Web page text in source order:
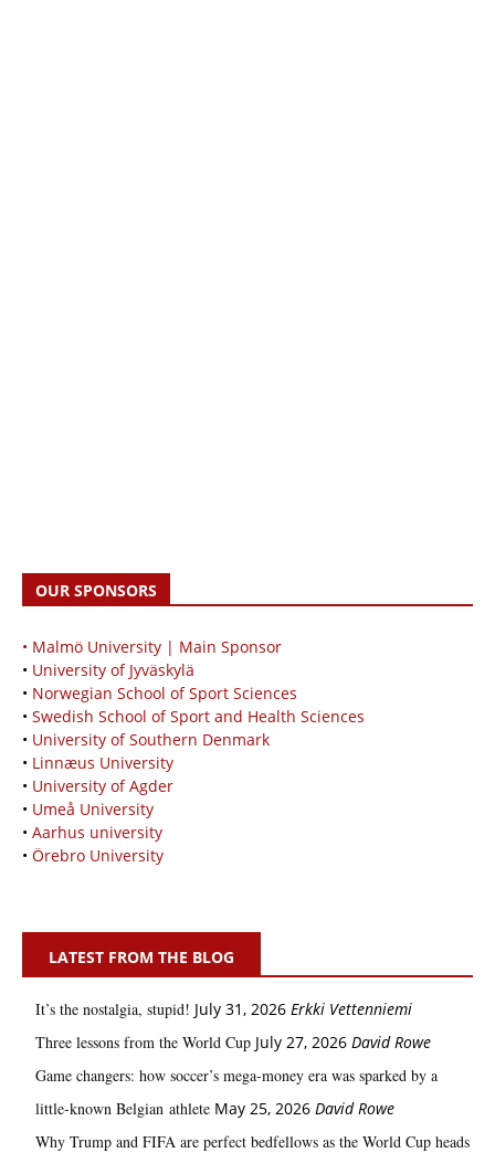
OUR SPONSORS
• Malmö University | Main Sponsor
• University of Jyväskylä
• Norwegian School of Sport Sciences
• Swedish School of Sport and Health Sciences
• University of Southern Denmark
• Linnæus University
• University of Agder
• Umeå University
• Aarhus university
• Örebro University
LATEST FROM THE BLOG
It’s the nostalgia, stupid! July 31, 2026 Erkki Vetten­­niemi
Three lessons from the World Cup July 27, 2026 David Rowe
Game changers: how soccer’s mega‑money era was sparked by a
little‑known Belgian athlete May 25, 2026 David Rowe
Why Trump and FIFA are perfect bedfellows as the World Cup heads